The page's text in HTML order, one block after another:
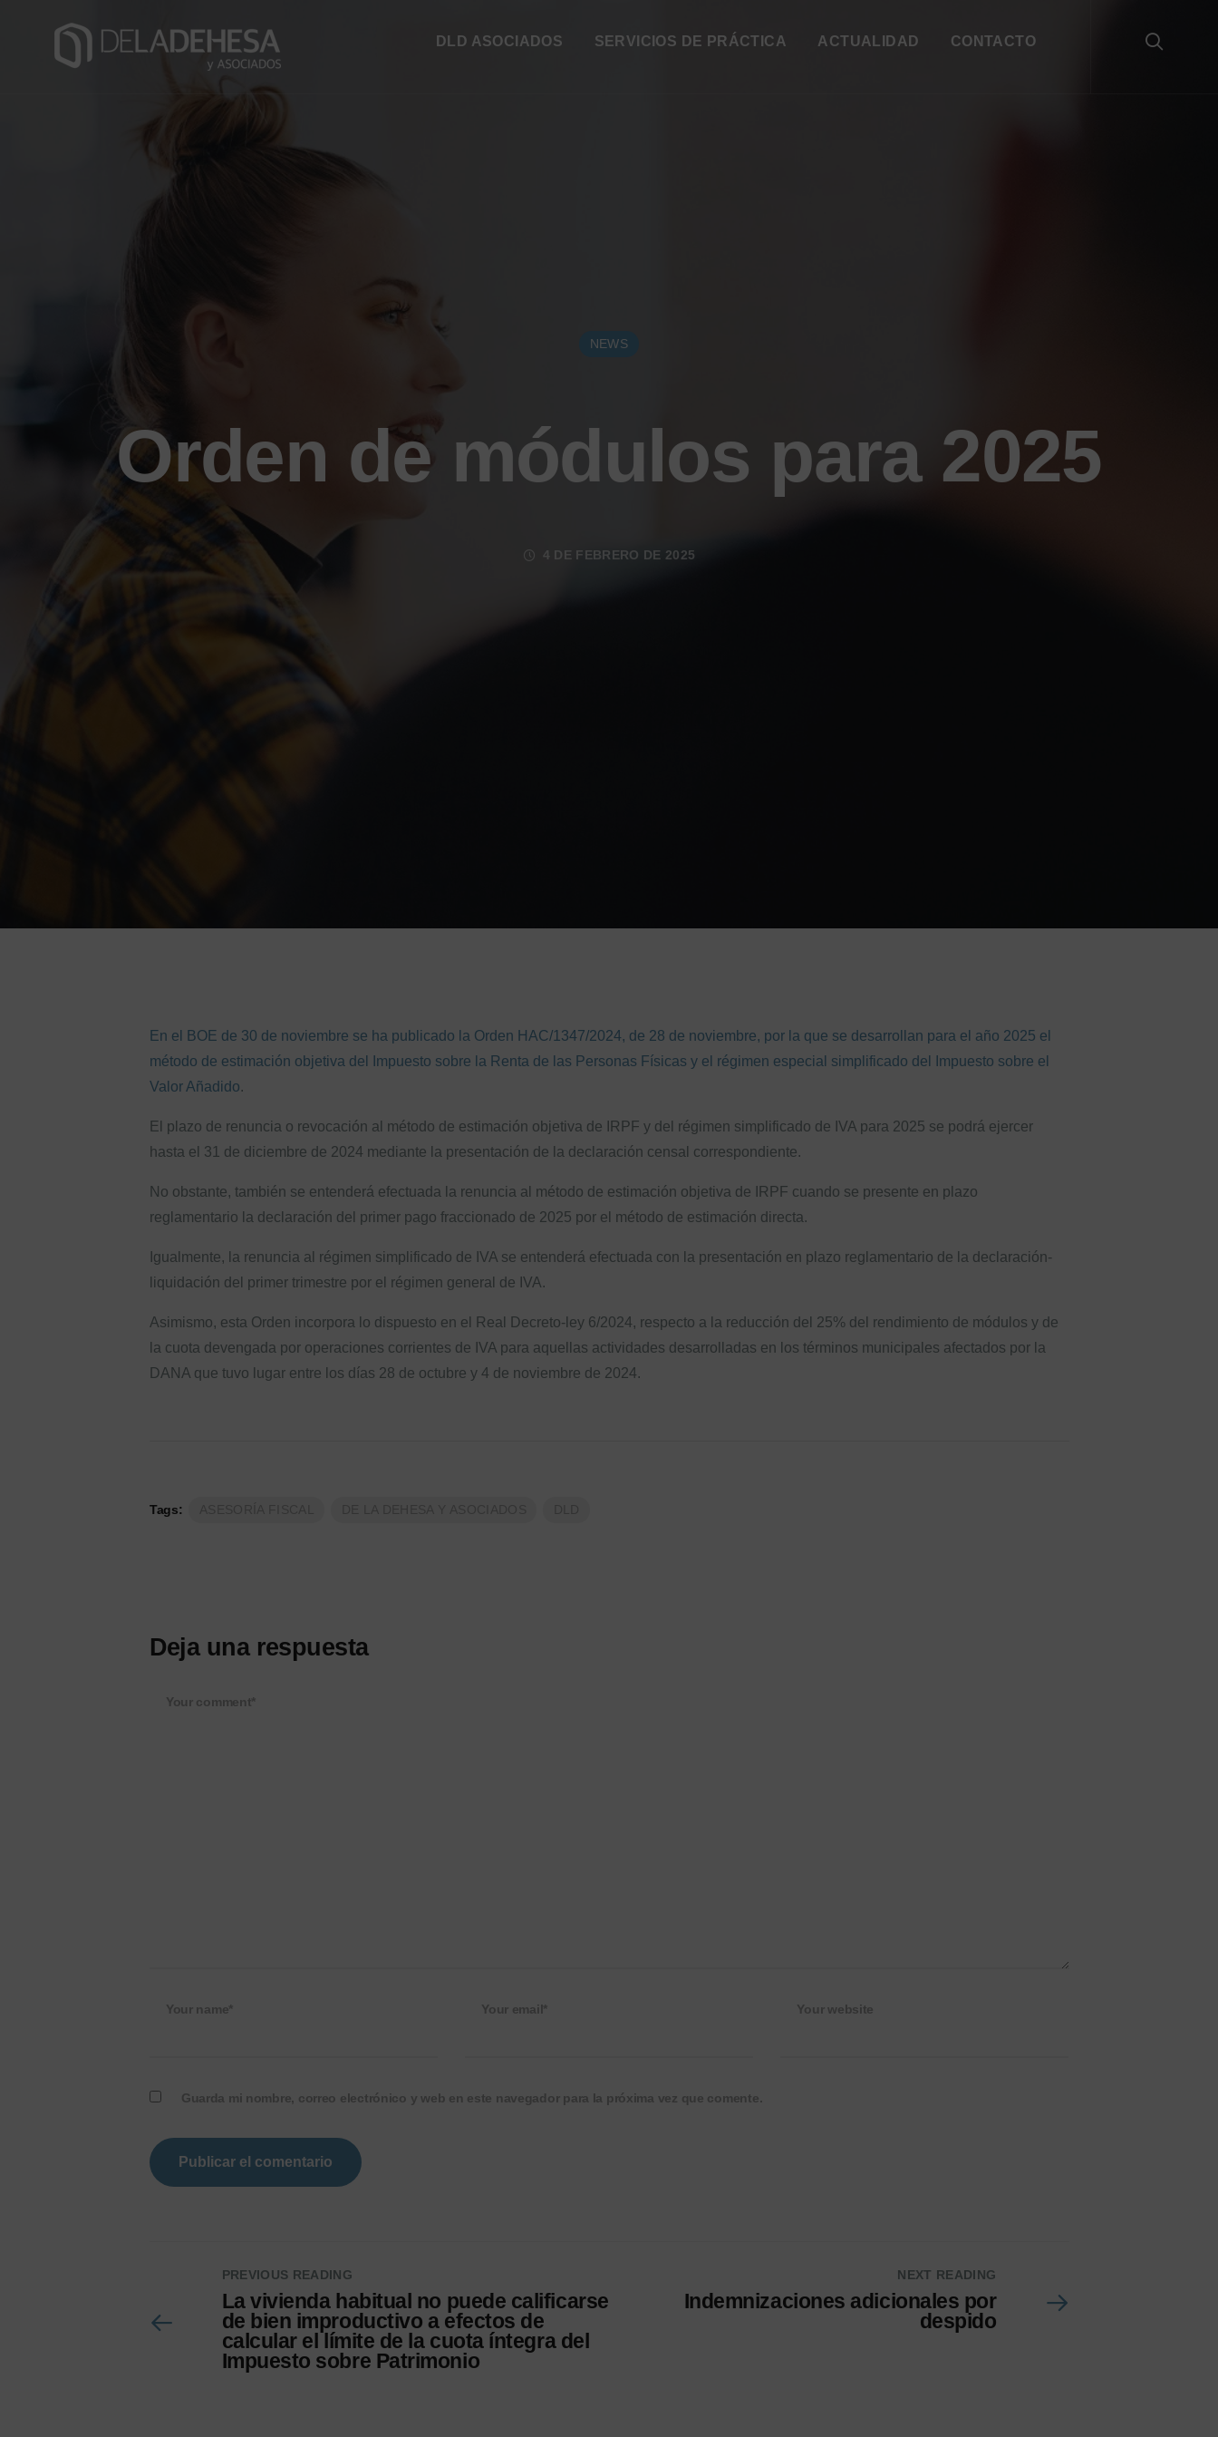
DLD ASOCIADOS SERVICIOS DE PRÁCTICA ACTUALIDAD CONTACTO
NEWS
Orden de módulos para 2025
4 DE FEBRERO DE 2025
En el BOE de 30 de noviembre se ha publicado la Orden HAC/1347/2024, de 28 de noviembre, por la que se desarrollan para el año 2025 el
método de estimación objetiva del Impuesto sobre la Renta de las Personas Físicas y el régimen especial simplificado del Impuesto sobre el
Valor Añadido.
El plazo de renuncia o revocación al método de estimación objetiva de IRPF y del régimen simplificado de IVA para 2025 se podrá ejercer
hasta el 31 de diciembre de 2024 mediante la presentación de la declaración censal correspondiente.
No obstante, también se entenderá efectuada la renuncia al método de estimación objetiva de IRPF cuando se presente en plazo
reglamentario la declaración del primer pago fraccionado de 2025 por el método de estimación directa.
Igualmente, la renuncia al régimen simplificado de IVA se entenderá efectuada con la presentación en plazo reglamentario de la declaración-
liquidación del primer trimestre por el régimen general de IVA.
Asimismo, esta Orden incorpora lo dispuesto en el Real Decreto-ley 6/2024, respecto a la reducción del 25% del rendimiento de módulos y de
la cuota devengada por operaciones corrientes de IVA para aquellas actividades desarrolladas en los términos municipales afectados por la
DANA que tuvo lugar entre los días 28 de octubre y 4 de noviembre de 2024.
Tags:
Deja una respuesta
Your comment*
Your name* Your email* Your website
Guarda mi nombre, correo electrónico y web en este navegador para la próxima vez que comente.
PREVIOUS READING
La vivienda habitual no puede calificarse
de bien improductivo a efectos de
calcular el límite de la cuota íntegra del
Impuesto sobre Patrimonio
NEXT READING
Indemnizaciones adicionales por
despido